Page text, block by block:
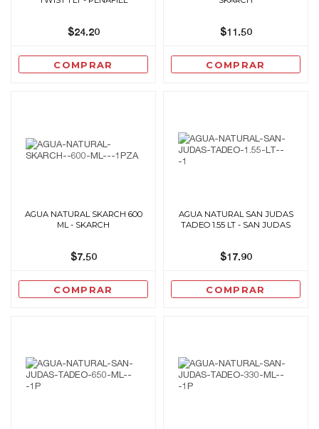
$24.20
COMPRAR
$11.50
COMPRAR
AGUA NATURAL SKARCH 600
ML - SKARCH
$7.50
COMPRAR
AGUA NATURAL SAN JUDAS
TADEO 1.55 LT - SAN JUDAS
$17.90
COMPRAR